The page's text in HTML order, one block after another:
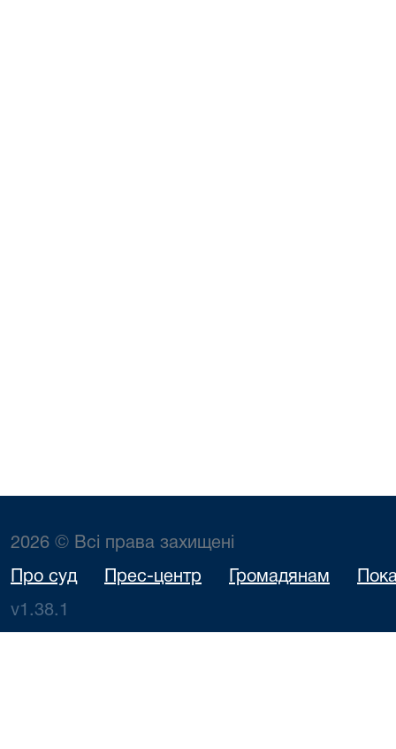
2026 © Всі права захищені
Про суд Прес-центр Громадянам
v1.38.1